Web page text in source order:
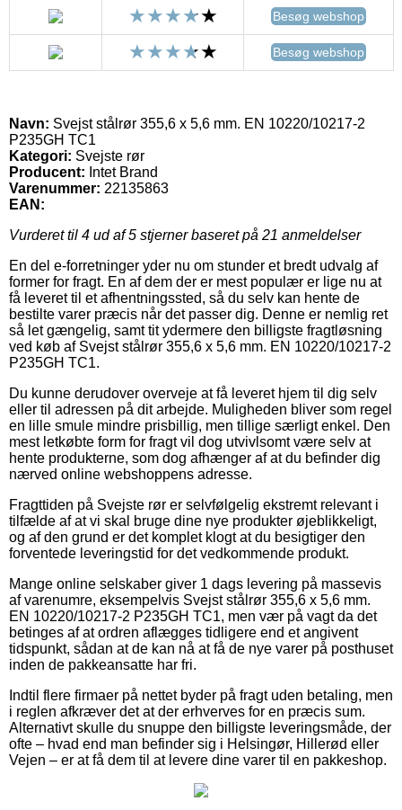
Besøg webshop
Besøg webshop
Navn: Svejst stålrør 355,6 x 5,6 mm. EN 10220/10217-2
P235GH TC1
Kategori: Svejste rør
Producent: Intet Brand
Varenummer: 22135863
EAN:
Vurderet til 4 ud af 5 stjerner baseret på 21 anmeldelser
En del e-forretninger yder nu om stunder et bredt udvalg af
former for fragt. En af dem der er mest populær er lige nu at
få leveret til et afhentningssted, så du selv kan hente de
bestilte varer præcis når det passer dig. Denne er nemlig ret
så let gængelig, samt tit ydermere den billigste fragtløsning
ved køb af Svejst stålrør 355,6 x 5,6 mm. EN 10220/10217-2
P235GH TC1.
Du kunne derudover overveje at få leveret hjem til dig selv
eller til adressen på dit arbejde. Muligheden bliver som regel
en lille smule mindre prisbillig, men tillige særligt enkel. Den
mest letkøbte form for fragt vil dog utvivlsomt være selv at
hente produkterne, som dog afhænger af at du befinder dig
nærved online webshoppens adresse.
Fragttiden på Svejste rør er selvfølgelig ekstremt relevant i
tilfælde af at vi skal bruge dine nye produkter øjeblikkeligt,
og af den grund er det komplet klogt at du besigtiger den
forventede leveringstid for det vedkommende produkt.
Mange online selskaber giver 1 dags levering på massevis
af varenumre, eksempelvis Svejst stålrør 355,6 x 5,6 mm.
EN 10220/10217-2 P235GH TC1, men vær på vagt da det
betinges af at ordren aflægges tidligere end et angivent
tidspunkt, sådan at de kan nå at få de nye varer på posthuset
inden de pakkeansatte har fri.
Indtil flere firmaer på nettet byder på fragt uden betaling, men
i reglen afkræver det at der erhverves for en præcis sum.
Alternativt skulle du snuppe den billigste leveringsmåde, der
ofte – hvad end man befinder sig i Helsingør, Hillerød eller
Vejen – er at få dem til at levere dine varer til en pakkeshop.